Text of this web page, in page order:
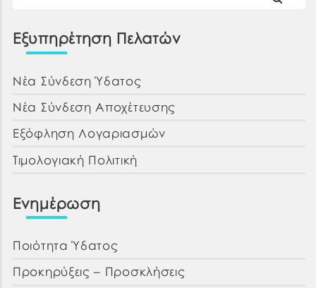
Εξυπηρέτηση Πελατών
Νέα Σύνδεση Ύδατος
Νέα Σύνδεση Αποχέτευσης
Εξόφληση Λογαριασμών
Τιμολογιακή Πολιτική
Ενημέρωση
Ποιότητα Ύδατος
Προκηρύξεις – Προσκλήσεις